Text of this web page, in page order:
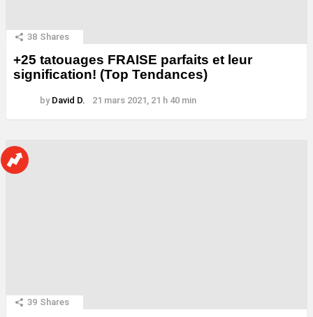
38 Shares
+25 tatouages ​​FRAISE parfaits et leur
signification! (Top Tendances)
by David D. 21 mars 2021, 21 h 40 min
39 Shares